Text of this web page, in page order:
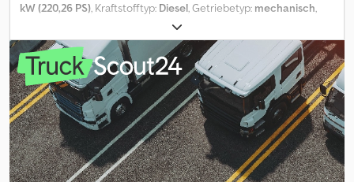
kW (220,26 PS), Kraftstofftyp: Diesel, Getriebetyp: mechanisch,
, Radstand:
7.490 kg, Leergewicht:4.650 kg, maximales Ladegewicht:2.840
kg, Erstzulassung: 02/2008 , Emissionsklasse: , Farbe:Silber,
Fahrerkabine:Schlafkabine, Federung:Blatt-Luft
, Ausstattung:
ABS, Anhängerkupplung, Klimaanlage, Spoiler, Standheizung,
Zylinder: 4, Fahrersitz luftgefedert , Spiegelheizung , Spiegel el. ,
Radio / CD , Telefon vorbereitet , Kunststoffkotflügel ,
durchgehende Bremsanlage , Sonnenrollos , Dachspoiler ,
Rundumleuchten Dcsdpfxsubbxmo Anqsk , Standklimaanlage ,
Fernfahrerhaus mit Hochdach , 2 Schlafliegen , Hinterachse: